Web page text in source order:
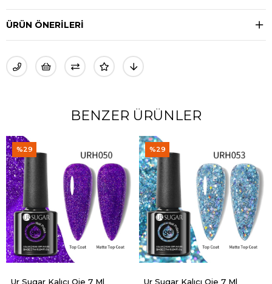
ÜRÜN ÖNERILERI
BENZER ÜRÜNLER
Oje 7 Ml
Ur Sugar Kalıcı Oje 7 Ml
Ellea Nail 3'lü